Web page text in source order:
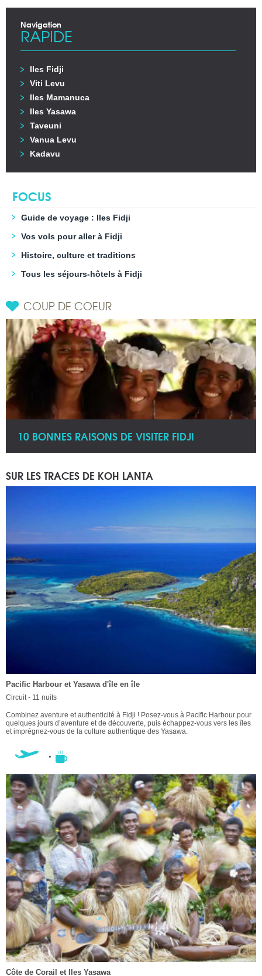
Navigation
RAPIDE
Iles Fidji
Viti Levu
Iles Mamanuca
Iles Yasawa
Taveuni
Vanua Levu
Kadavu
FOCUS
Guide de voyage : Iles Fidji
Vos vols pour aller à Fidji
Histoire, culture et traditions
Tous les séjours-hôtels à Fidji
COUP DE COEUR
10 BONNES RAISONS DE VISITER FIDJI
SUR LES TRACES DE KOH LANTA
Pacific Harbour et Yasawa d'île en île
Circuit - 11 nuits
Combinez aventure et authenticité à Fidji ! Posez-vous à Pacific Harbour pour
quelques jours d’aventure et de découverte, puis échappez-vous vers les îles
et imprégnez-vous de la culture authentique des Yasawa.
Côte de Corail et Iles Yasawa